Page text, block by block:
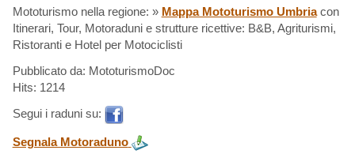
Mototurismo nella regione: » Mappa Mototurismo Umbriacon
Itinerari, Tour, Motoraduni e strutture ricettive: B&B, Agriturismi,
Ristoranti e Hotel per Motociclisti
Pubblicato da: MototurismoDoc
Hits: 1214
Segui i raduni su:
Segnala Motoraduno